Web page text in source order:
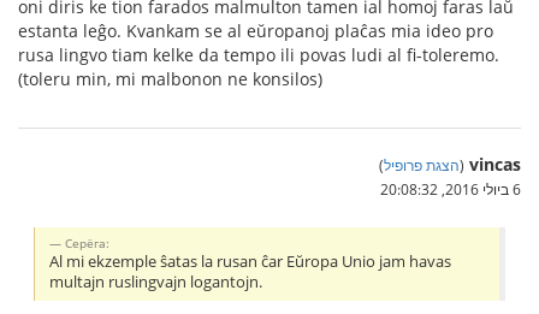
oni diris ke tion farados malmulton tamen ial homoj faras laŭ
estanta leĝo. Kvankam se al eŭropanoj plaĉas mia ideo pro
rusa lingvo tiam kelke da tempo ili povas ludi al fi-toleremo.
(toleru min, mi malbonon ne konsilos)
vincas
(הצגת פרופיל)
6 ביולי 2016, 20:08:32
Серёга:
Al mi ekzemple ŝatas la rusan ĉar Eŭropa Unio jam havas
multajn ruslingvajn logantojn.